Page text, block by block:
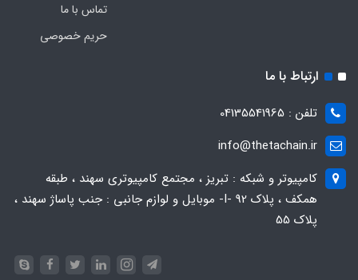
تماس با ما
حریم خصوصی
ارتباط با ما
تلفن : 04135541965
info@thetachain.ir
کامپیوتر و شبکه : تبریز ، مجتمع کامپیوتری سهند ، طبقه
همکف ، پلاک 92 -I- موبایل و لوازم جانبی : جنب پاساژ سهند ،
پلاک 55